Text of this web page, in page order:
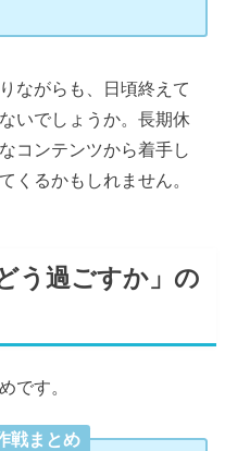
ながらも、日頃終えて
いでしょうか。長期休
コンテンツから着手し
くるかもしれません。
う過ごすか」の
です。
戦まとめ